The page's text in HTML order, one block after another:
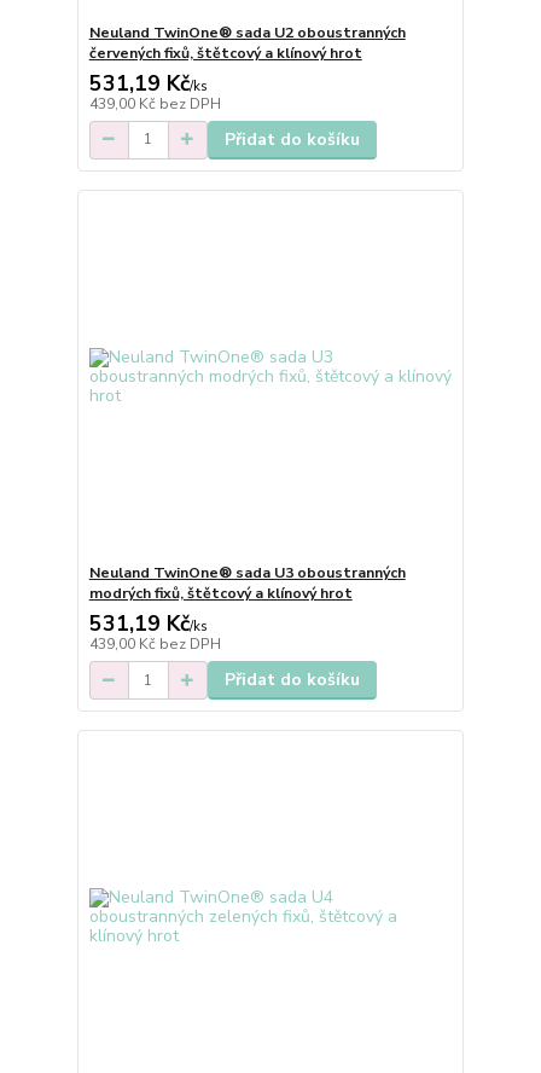
Neuland TwinOne® sada U2 oboustranných
červených fixů, štětcový a klínový hrot
531,19 Kč/ks
439,00 Kč bez DPH
Přidat do košíku
Neuland TwinOne® sada U3 oboustranných
modrých fixů, štětcový a klínový hrot
531,19 Kč/ks
439,00 Kč bez DPH
Přidat do košíku